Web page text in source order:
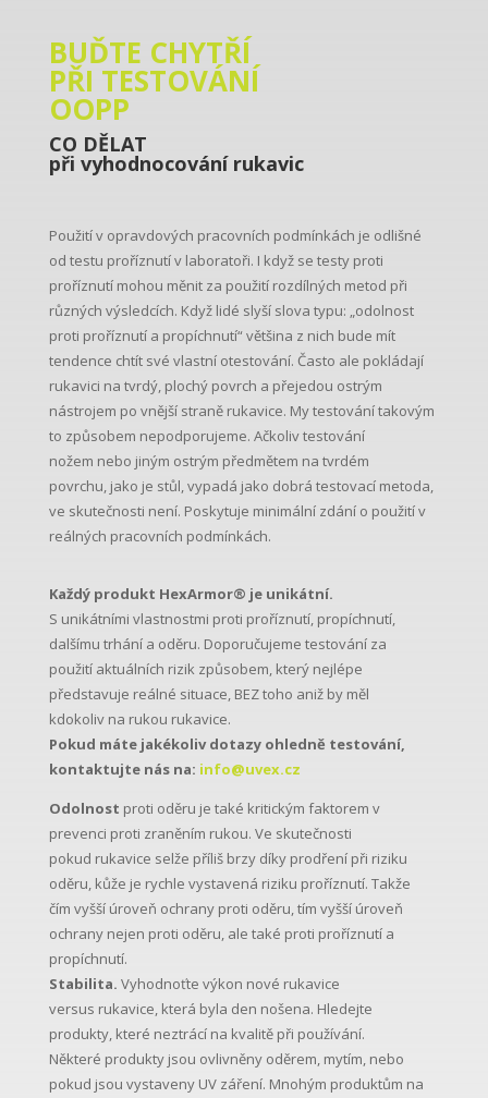
BUĎTE CHYTŘÍ
PŘI TESTOVÁNÍ
OOPP
CO DĚLAT
při vyhodnocování rukavic
Použití v opravdových pracovních podmínkách je odlišné
od testu proříznutí v laboratoři. I když se testy proti
proříznutí mohou měnit za použití rozdílných metod při
různých výsledcích. Když lidé slyší slova typu: „odolnost
proti proříznutí a propíchnutí“ většina z nich bude mít
tendence chtít své vlastní otestování. Často ale pokládají
rukavici na tvrdý, plochý povrch a přejedou ostrým
nástrojem po vnější straně rukavice. My testování takovým
to způsobem nepodporujeme. Ačkoliv testování
nožem nebo jiným ostrým předmětem na tvrdém
povrchu, jako je stůl, vypadá jako dobrá testovací metoda,
ve skutečnosti není. Poskytuje minimální zdání o použití v
reálných pracovních podmínkách.
Každý produkt HexArmor® je unikátní.
S unikátními vlastnostmi proti proříznutí, propíchnutí,
dalšímu trhání a oděru. Doporučujeme testování za
použití aktuálních rizik způsobem, který nejlépe
představuje reálné situace, BEZ toho aniž by měl
kdokoliv na rukou rukavice.
Pokud máte jakékoliv dotazy ohledně testování,
kontaktujte nás na: info@uvex.cz
Odolnost proti oděru je také kritickým faktorem v
prevenci proti zraněním rukou. Ve skutečnosti
pokud rukavice selže příliš brzy díky prodření při riziku
oděru, kůže je rychle vystavená riziku proříznutí. Takže
čím vyšší úroveň ochrany proti oděru, tím vyšší úroveň
ochrany nejen proti oděru, ale také proti proříznutí a
propíchnutí.
Stabilita. Vyhodnoťte výkon nové rukavice
versus rukavice, která byla den nošena. Hledejte
produkty, které neztrácí na kvalitě při používání.
Některé produkty jsou ovlivněny oděrem, mytím, nebo
pokud jsou vystaveny UV záření. Mnohým produktům na